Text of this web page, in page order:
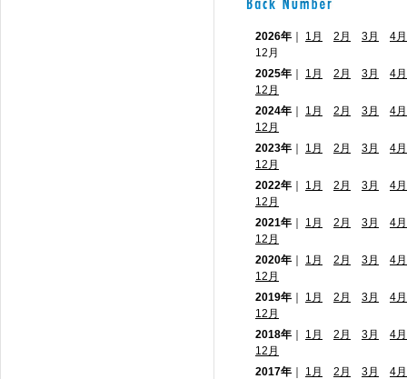
2026年 1月 2月 3月
4月
12月
2025年
1月 2月 3月
4月
12月
2024年
1月 2月 3月
4月
12月
2023年
1月 2月 3月
4月
12月
2022年
1月 2月 3月
4月
12月
2021年
1月 2月 3月
4月
12月
2020年
1月 2月 3月
4月
12月
2019年
1月 2月 3月
4月
12月
2018年
1月 2月 3月
4月
12月
2017年
1月 2月 3月
4月